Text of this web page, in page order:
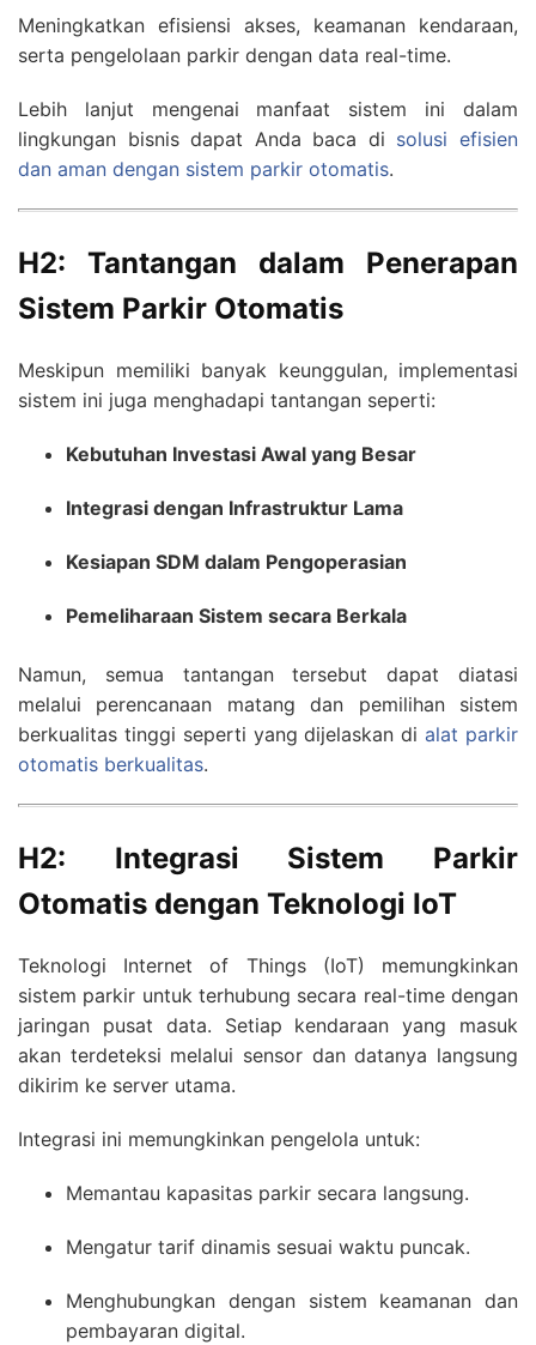
Meningkatkan efisiensi akses, keamanan kendaraan,
serta pengelolaan parkir dengan data real-time.
Lebih lanjut mengenai manfaat sistem ini dalam
lingkungan bisnis dapat Anda baca di solusi efisien
dan aman dengan sistem parkir otomatis.
H2: Tantangan dalam Penerapan
Sistem Parkir Otomatis
Meskipun memiliki banyak keunggulan, implementasi
sistem ini juga menghadapi tantangan seperti:
Kebutuhan Investasi Awal yang Besar
Integrasi dengan Infrastruktur Lama
Kesiapan SDM dalam Pengoperasian
Pemeliharaan Sistem secara Berkala
Namun, semua tantangan tersebut dapat diatasi
melalui perencanaan matang dan pemilihan sistem
berkualitas tinggi seperti yang dijelaskan dialat parkir
otomatis berkualitas.
H2: Integrasi Sistem Parkir
Otomatis dengan Teknologi IoT
Teknologi Internet of Things (IoT) memungkinkan
sistem parkir untuk terhubung secara real-time dengan
jaringan pusat data. Setiap kendaraan yang masuk
akan terdeteksi melalui sensor dan datanya langsung
dikirim ke server utama.
Integrasi ini memungkinkan pengelola untuk:
Memantau kapasitas parkir secara langsung.
Mengatur tarif dinamis sesuai waktu puncak.
Menghubungkan dengan sistem keamanan dan
pembayaran digital.